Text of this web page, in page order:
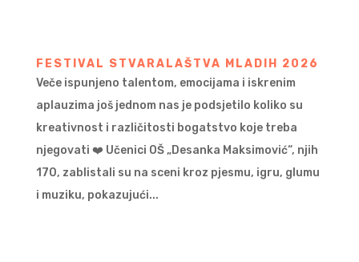
FESTIVAL STVARALAŠTVA MLADIH 2026
Veče ispunjeno talentom, emocijama i iskrenim
aplauzima još jednom nas je podsjetilo koliko su
kreativnost i različitosti bogatstvo koje treba
njegovati ❤️ Učenici OŠ „Desanka Maksimović“, njih
170, zablistali su na sceni kroz pjesmu, igru, glumu
i muziku, pokazujući...